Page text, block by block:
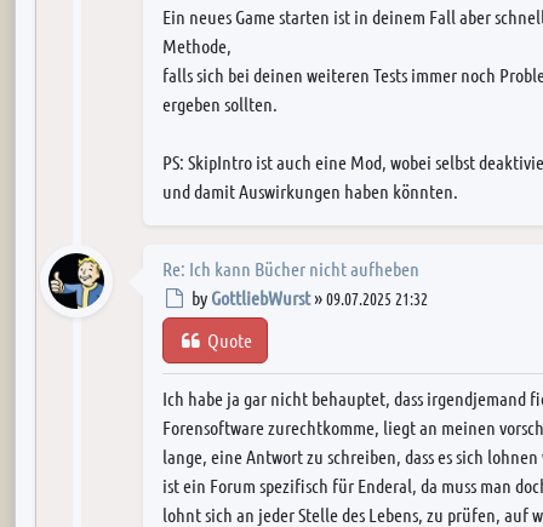
Ein neues Game starten ist in deinem Fall aber
Methode,
falls sich bei deinen weiteren Tests immer noch
ergeben sollten.
PS: SkipIntro ist auch eine Mod, wobei selbst
und damit Auswirkungen haben könnten.
Re: Ich kann Bücher nicht aufheben
Post
by GottliebWurst»09.07.2025 21:32
Quote
Ich habe ja gar nicht behauptet, dass irgendjemand
Forensoftware zurechtkomme, liegt an meinen
lange, eine Antwort zu schreiben, dass es sich
ist ein Forum spezifisch für Enderal, da muss man
lohnt sich an jeder Stelle des Lebens, zu prüfen, auf